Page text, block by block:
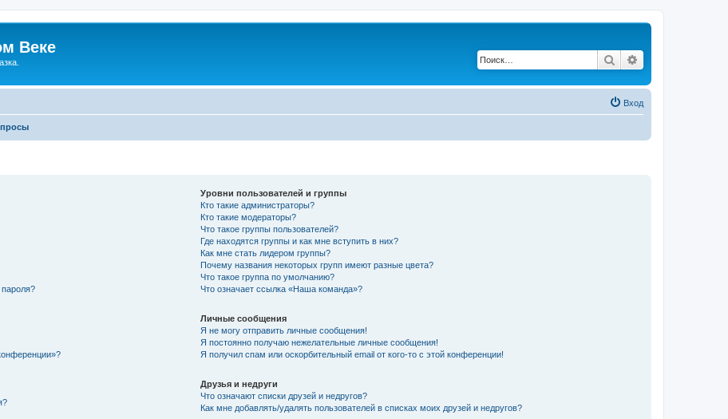
Веке
Поиск
Вход
Уровни пользователей и группы
Кто такие администраторы?
Кто такие модераторы?
Что такое группы пользователей?
Где находятся группы и как мне вступить в них?
Как мне стать лидером группы?
Почему названия некоторых групп имеют разные цвета?
Что такое группа по умолчанию?
Что означает ссылка «Наша команда»?
Личные сообщения
Я не могу отправить личные сообщения!
Я постоянно получаю нежелательные личные сообщения!
Я получил спам или оскорбительный email от кого-то с этой конференции!
Друзья и недруги
Что означают списки друзей и недругов?
Как мне добавлять/удалять пользователей в списках моих друзей и недругов?